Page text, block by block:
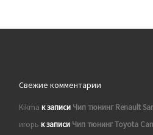
Свежие комментарии
Kikma к записи Чип тюнинг Renault
игорь к записи Чип тюнинг Toyota